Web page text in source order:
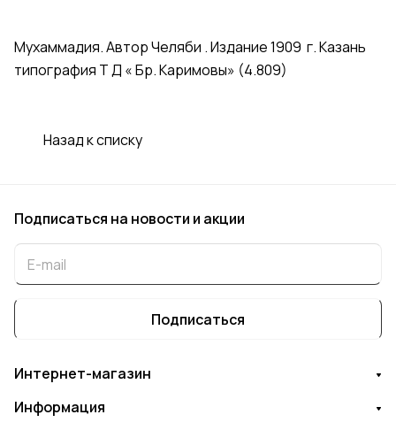
Мухаммадия. Автор Челяби . Издание 1909 г. Казань
типография Т Д « Бр. Каримовы» (4.809)
Назад к списку
Подписаться на новости и акции
Подписаться
Интернет-магазин
Информация